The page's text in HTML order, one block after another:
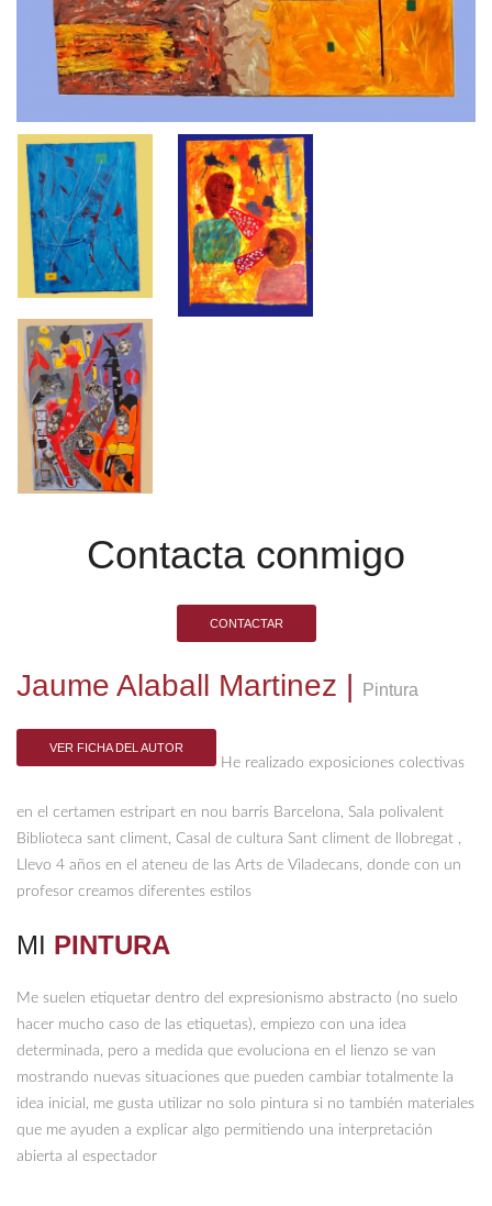
Contacta conmigo
CONTACTAR
Jaume Alaball Martinez | Pintura
VER FICHA DEL AUTOR
He realizado exposiciones colectivas
en el certamen estripart en nou barris Barcelona, Sala polivalent
Biblioteca sant climent, Casal de cultura Sant climent de llobregat ,
Llevo 4 años en el ateneu de las Arts de Viladecans, donde con un
profesor creamos diferentes estilos
MI PINTURA
Me suelen etiquetar dentro del expresionismo abstracto (no suelo
hacer mucho caso de las etiquetas), empiezo con una idea
determinada, pero a medida que evoluciona en el lienzo se van
mostrando nuevas situaciones que pueden cambiar totalmente la
idea inicial, me gusta utilizar no solo pintura si no también materiales
que me ayuden a explicar algo permitiendo una interpretación
abierta al espectador